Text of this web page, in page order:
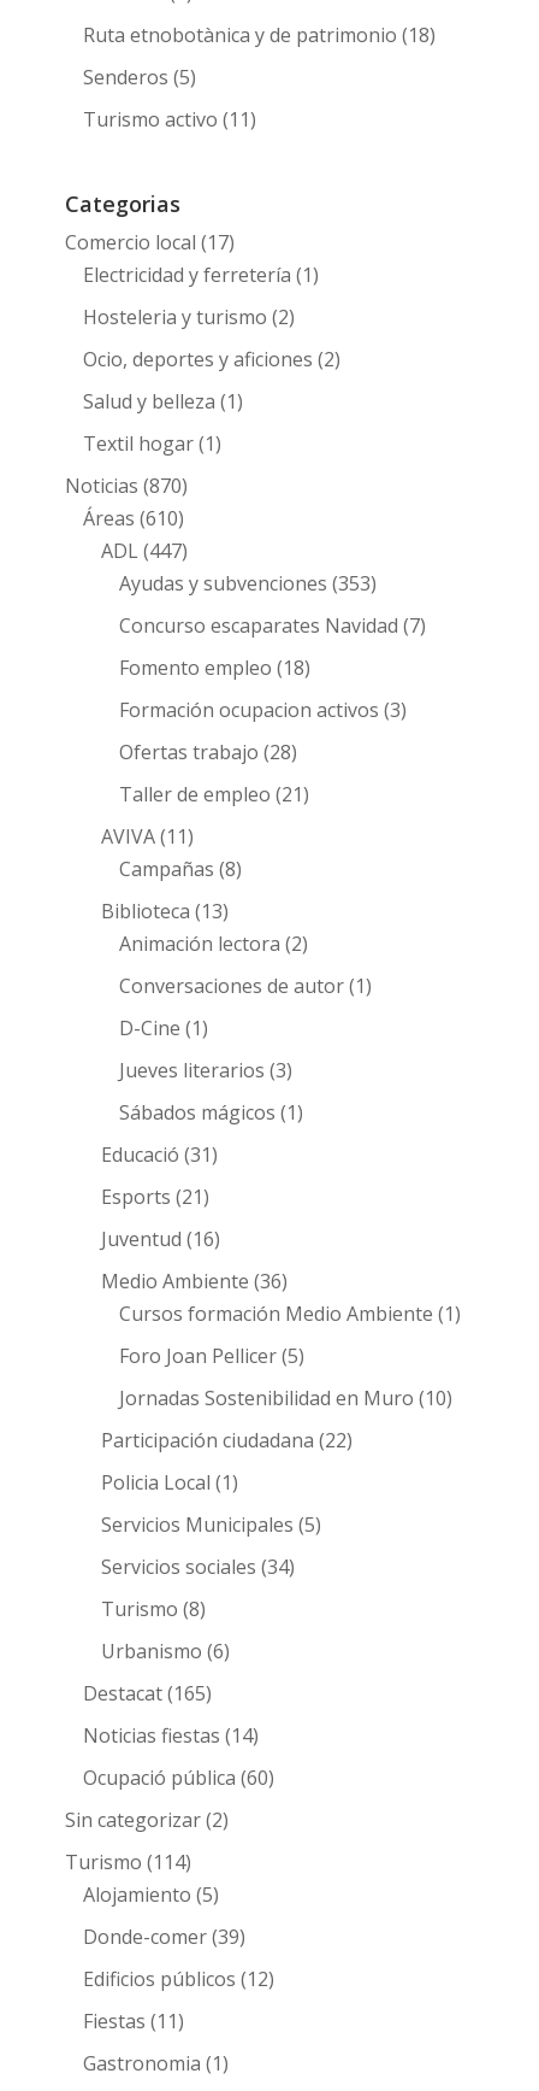
Ruta etnobotànica y de patrimonio (18)
Senderos (5)
Turismo activo (11)
Categorias
Comercio local (17)
Electricidad y ferretería (1)
Hosteleria y turismo (2)
Ocio, deportes y aficiones (2)
Salud y belleza (1)
Textil hogar(1)
Noticias (870)
Áreas (610)
ADL(447)
Ayudas y subvenciones (353)
Concurso escaparates Navidad (7)
Fomento empleo (18)
Formación ocupacion activos (3)
Ofertas trabajo (28)
Taller de empleo (21)
AVIVA(11)
Campañas (8)
Biblioteca (13)
Animación lectora (2)
Conversaciones de autor(1)
D-Cine (1)
Jueves literarios (3)
Sábados mágicos (1)
Educació (31)
Esports (21)
Juventud (16)
Medio Ambiente (36)
Cursos formación Medio Ambiente (1)
Foro Joan Pellicer(5)
Jornadas Sostenibilidad en Muro (10)
Participación ciudadana (22)
Policia Local (1)
Servicios Municipales (5)
Servicios sociales (34)
Turismo (8)
Urbanismo (6)
Destacat(165)
Noticias fiestas (14)
Ocupació pública (60)
Sin categorizar(2)
Turismo (114)
Alojamiento (5)
Donde-comer(39)
Edificios públicos (12)
Fiestas (11)
Gastronomia (1)